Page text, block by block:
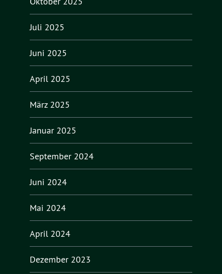
Juli 2025
Juni 2025
April 2025
März 2025
Januar 2025
September 2024
Juni 2024
Mai 2024
April 2024
Dezember 2023